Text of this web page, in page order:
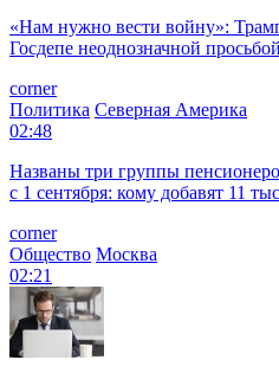
«Нам нужно вести войну»:
Госдепе неоднозначной просьбой
corner
Политика Северная Америка
02:48
Названы три группы
с 1 сентября: кому добавят 11
corner
Общество Москва
02:21